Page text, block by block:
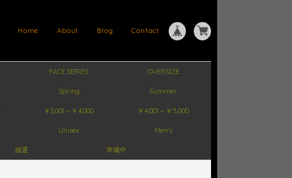
Contact
Blog
About
Home
FACE SERIES OVERSIZE
Spring Summer
￥3,001～￥4,000 ￥4,001～￥5,000
Unisex Men's
抽選 準備中